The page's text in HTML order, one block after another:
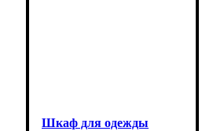
Шкаф для одежды